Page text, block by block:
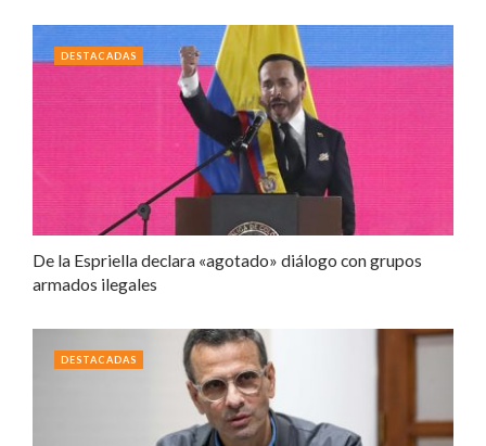
De la Espriella declara «agotado» diálogo con grupos
armados ilegales
DESTACADAS
DESTACADAS